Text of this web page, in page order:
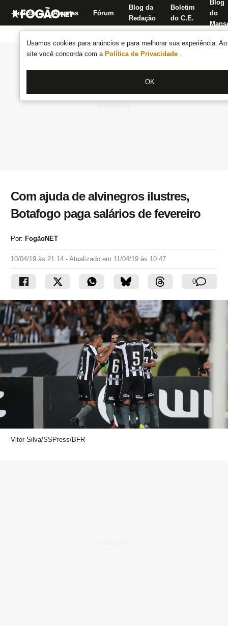
Usamos cookies para anúncios e para melhorar sua experiência.
site você concorda com a Política de Privacidade .
OK
Notícias Apostas Fórum
Blog da
Redação
Boletim
do C.E.
Blog
do
Com ajuda de alvinegros ilustres,
Botafogo paga salários de fevereiro
Por: FogãoNET
10/04/19 às 21:14 - Atualizado em 11/04/19 às 10:47
0
Vitor Silva/SSPress/BFR